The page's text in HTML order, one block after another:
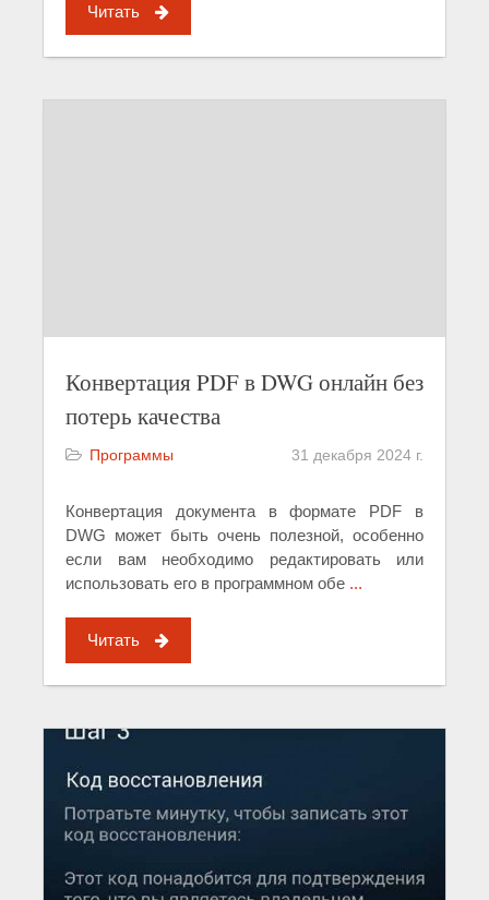
Читать
Конвертация PDF в DWG онлайн без
потерь качества
Программы 31 декабря 2024 г.
Конвертация документа в формате PDF в
DWG может быть очень полезной, особенно
если вам необходимо редактировать или
использовать его в программном обе ...
Читать